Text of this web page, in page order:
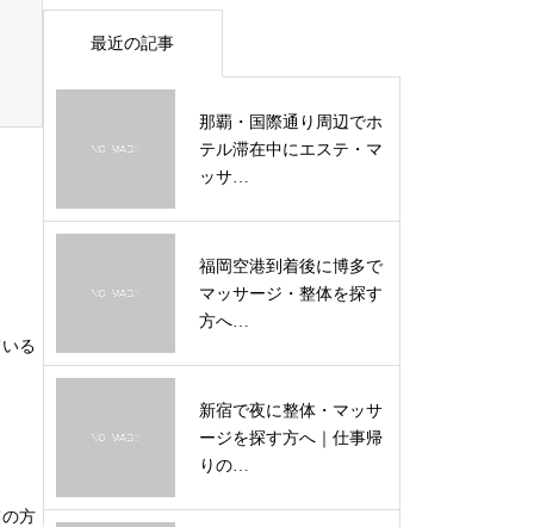
る
方
最近の記事
那覇・国際通り周辺でホ
テル滞在中にエステ・マ
ッサ…
福岡空港到着後に博多で
マッサージ・整体を探す
方へ…
新宿で夜に整体・マッサ
ージを探す方へ｜仕事帰
りの…